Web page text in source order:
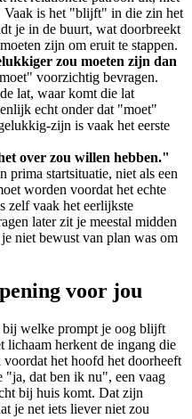
Vaak is het "blijft" in die zin het
je in de buurt, wat doorbreekt
zijn om eruit te stappen.
zou moeten zijn dan
voorzichtig bevragen.
lat, waar komt die lat
echt onder dat "moet"
zijn is vaak het eerste
over zou willen hebben."
prima startsituatie, niet als een
worden voordat het echte
zelf vaak het eerlijkste
later zit je meestal midden
niet bewust van plan was om
voor jou
bij welke prompt je oog blijft
lichaam herkent de ingang die
het hoofd het doorheeft
dat ben ik nu", een vaag
bij huis komt. Dat zijn
je net iets liever niet zou